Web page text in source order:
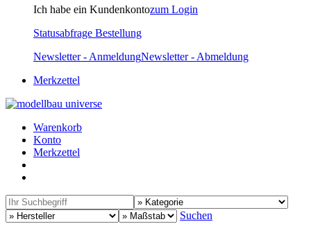
Ich habe ein Kundenkontozum Login
Statusabfrage Bestellung
Newsletter - AnmeldungNewsletter - Abmeldung
Merkzettel
Warenkorb
Konto
Merkzettel
Suchen